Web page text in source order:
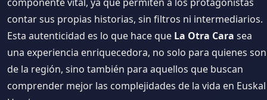
contar sus propias historias, sin filtros ni intermediarios.
Esta autenticidad es lo que hace que La Otra Cara sea
una experiencia enriquecedora, no solo para quienes son
de la región, sino también para aquellos que buscan
comprender mejor las complejidades de la vida en Euskal